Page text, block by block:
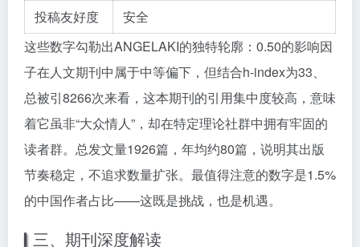
投稿友好度
安全
这些数字勾勒出ANGELAKI的独特轮廓：0.50的影响因
子在人文期刊中属于中等偏下，但结合h-index为33、
总被引8266次来看，这本期刊的引用集中度较高，意味
着它虽非“大众情人”，却在特定理论社群中拥有牢固的
读者群。总发文量1926篇，年均约80篇，说明其出版
节奏稳定，不追求数量扩张。最值得注意的数字是1.5%
的中国作者占比——这既是挑战，也是机遇。
三、期刊深度解读